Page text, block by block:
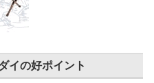
イの好ポイント